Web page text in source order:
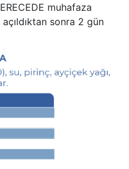
muhafaza
sonra 2 gün